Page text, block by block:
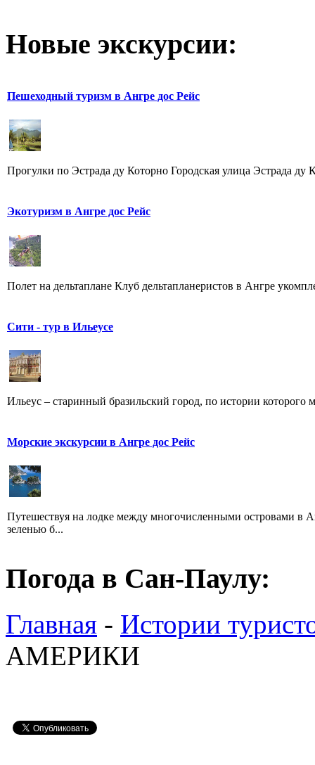
Новые экскурсии:
Пешеходный туризм в Ангрe дос Рейс
Прогулки по Эстрада ду Которно Городская улица Эстрада
Экотуризм в Ангре дос Рейс
Полет на дельтаплане Клуб дельтапланеристов в Ангре
Сити - тур в Ильеусе
Ильеус – старинный бразильский город, по истории
Морские экскурсии в Ангре дос Рейс
Путешествуя на лодке между многочисленными островами в
зеленью б...
Погода в Сан-Паулу:
Главная - Истории
АМЕРИКИ